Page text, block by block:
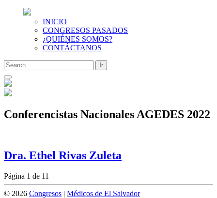
INICIO
CONGRESOS PASADOS
¿QUIÉNES SOMOS?
CONTÁCTANOS
Saltar
al
contenido
Conferencistas Nacionales AGEDES 2022
Dra. Ethel Rivas Zuleta
Página 1 de 11
© 2026 Congresos | Médicos de El Salvador